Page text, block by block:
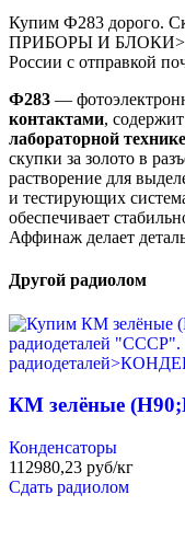
Купим Ф283 дорого.
ПРИБОРЫ И
России с отправкой
Ф283 —
контактами, содержит
лабораторной технике
скупки за золото в
растворение для
и тестирующих
обеспечивает
Аффинаж делает
Другой радиолом
КМ зелёные
Конденсаторы
112980,23 руб/кг
Сдать радиолом